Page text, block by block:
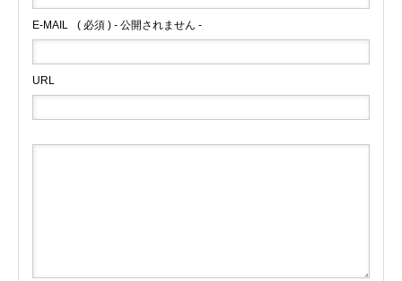
E-MAIL ( 必須 ) - 公開されません -
URL